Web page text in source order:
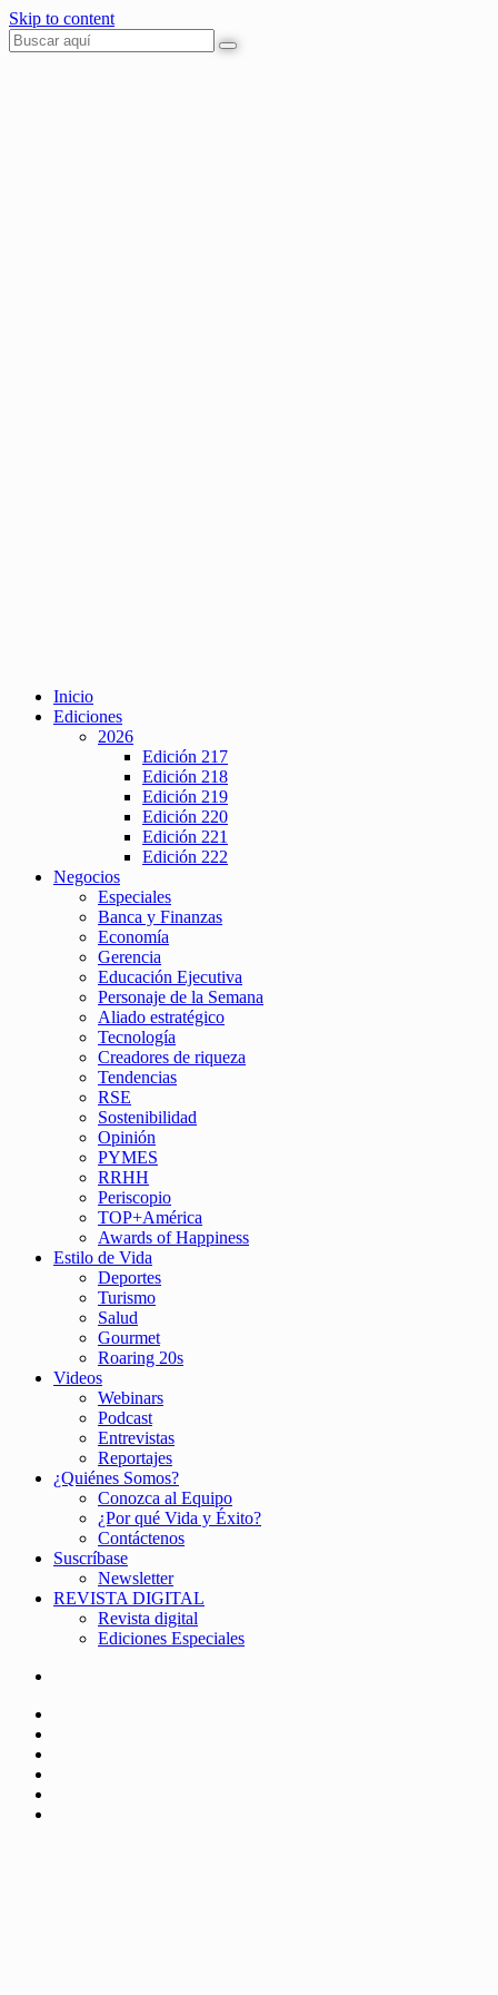
Skip to content
Inicio
Ediciones
2026
Edición 217
Edición 218
Edición 219
Edición 220
Edición 221
Edición 222
Negocios
Especiales
Banca y Finanzas
Economía
Gerencia
Educación Ejecutiva
Personaje de la Semana
Aliado estratégico
Tecnología
Creadores de riqueza
Tendencias
RSE
Sostenibilidad
Opinión
PYMES
RRHH
Periscopio
TOP+América
Awards of Happiness
Estilo de Vida
Deportes
Turismo
Salud
Gourmet
Roaring 20s
Videos
Webinars
Podcast
Entrevistas
Reportajes
¿Quiénes Somos?
Conozca al Equipo
¿Por qué Vida y Éxito?
Contáctenos
Suscríbase
Newsletter
REVISTA DIGITAL
Revista digital
Ediciones Especiales